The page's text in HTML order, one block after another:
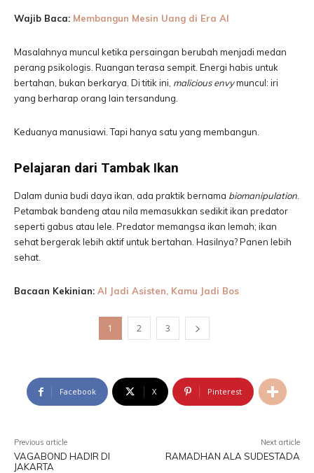
Wajib Baca: Membangun Mesin Uang di Era AI
Masalahnya muncul ketika persaingan berubah menjadi medan
perang psikologis. Ruangan terasa sempit. Energi habis untuk
bertahan, bukan berkarya. Di titik ini, malicious envymuncul: iri
yang berharap orang lain tersandung.
Keduanya manusiawi. Tapi hanya satu yang membangun.
Pelajaran dari Tambak Ikan
Dalam dunia budi daya ikan, ada praktik bernama biomanipulation
Petambak bandeng atau nila memasukkan sedikit ikan predator
seperti gabus atau lele. Predator memangsa ikan lemah; ikan
sehat bergerak lebih aktif untuk bertahan. Hasilnya? Panen lebih
sehat.
Bacaan Kekinian: AI Jadi Asisten, Kamu Jadi Bos
1 2 3
Facebook X Pinterest
Previous article
VAGABOND HADIR DI
JAKARTA
Next article
RAMADHAN ALA SUDESTADA